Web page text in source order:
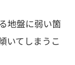
地盤に弱い箇
いてしまうこ